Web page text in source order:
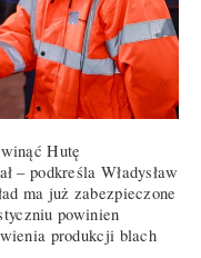
Hutę
– podkreśla Władysław
ma już zabezpieczone
powinien
produkcji blach